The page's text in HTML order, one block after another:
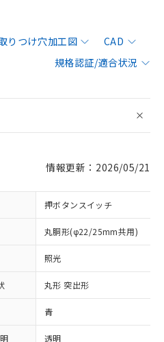
りつけ穴加工図
CAD
規格認証/適合状況
情報更新：2026/05/21
押ボタンスイッチ
丸胴形(φ22/25mm共用)
照光
丸形 突出形
青
透明